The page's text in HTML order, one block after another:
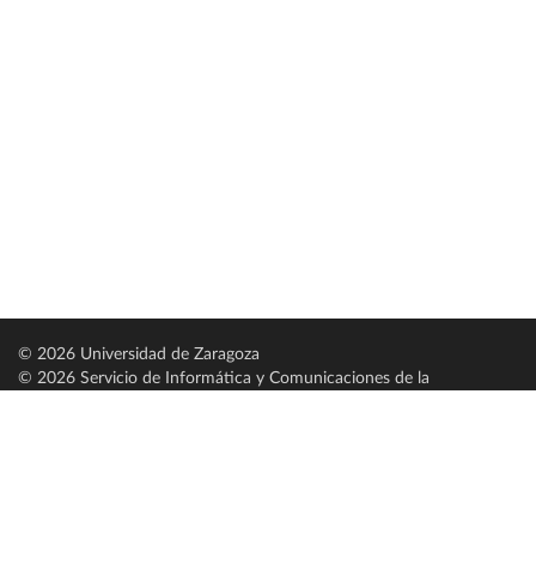
© 2026 Universidad de Zaragoza
© 2026 Servicio de Informática y Comunicaciones de la